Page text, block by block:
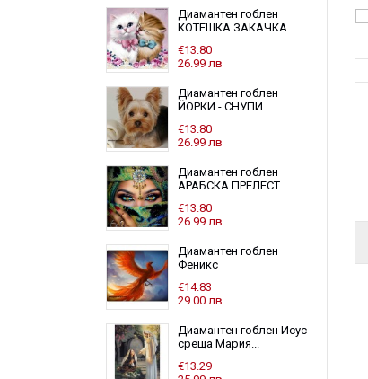
Диамантен гоблен
КОТЕШКА ЗАКАЧКА
€13.80
26.99 лв
Диамантен гоблен
ЙОРКИ - СНУПИ
€13.80
26.99 лв
Диамантен гоблен
АРАБСКА ПРЕЛЕСТ
€13.80
26.99 лв
Диамантен гоблен
Феникс
€14.83
29.00 лв
Диамантен гоблен Исус
среща Мария...
€13.29